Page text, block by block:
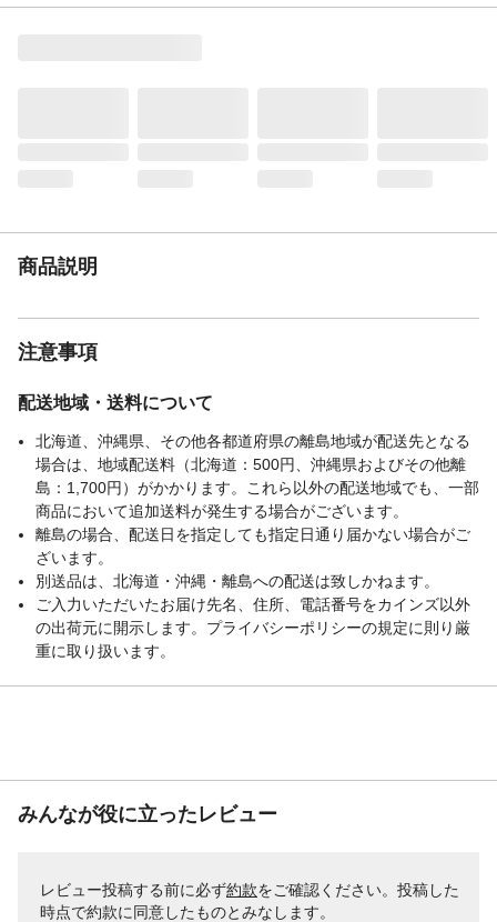
商品説明
注意事項
配送地域・送料について
北海道、沖縄県、その他各都道府県の離島地域が配送先となる
場合は、地域配送料（北海道：500円、沖縄県およびその他離
島：1,700円）がかかります。これら以外の配送地域でも、一部
商品において追加送料が発生する場合がございます。
離島の場合、配送日を指定しても指定日通り届かない場合がご
ざいます。
別送品は、北海道・沖縄・離島への配送は致しかねます。
ご入力いただいたお届け先名、住所、電話番号をカインズ以外
の出荷元に開示します。プライバシーポリシーの規定に則り厳
重に取り扱います。
みんなが役に立ったレビュー
レビュー投稿する前に必ず約款をご確認ください。投稿した
時点で約款に同意したものとみなします。